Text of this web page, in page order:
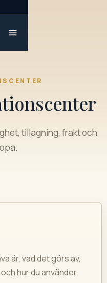
tillagning, frakt och
är, vad det görs av,
hur du använder